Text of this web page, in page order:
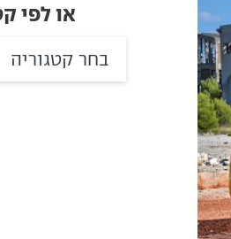
או לפי
בחר קטגוריה